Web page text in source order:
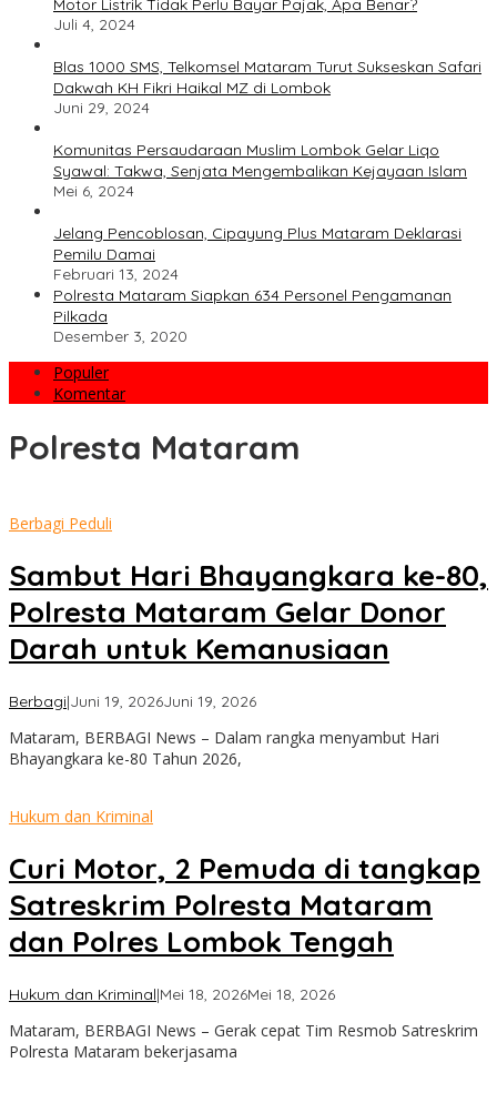
Motor Listrik Tidak Perlu Bayar Pajak, Apa Benar?
Juli 4, 2024
Blas 1000 SMS, Telkomsel Mataram Turut Sukseskan Safari
Dakwah KH Fikri Haikal MZ di Lombok
Juni 29, 2024
Komunitas Persaudaraan Muslim Lombok Gelar Liqo
Syawal: Takwa, Senjata Mengembalikan Kejayaan Islam
Mei 6, 2024
Jelang Pencoblosan, Cipayung Plus Mataram Deklarasi
Pemilu Damai
Februari 13, 2024
Polresta Mataram Siapkan 634 Personel Pengamanan
Pilkada
Desember 3, 2020
Populer
Komentar
Polresta Mataram
Berbagi Peduli
Sambut Hari Bhayangkara ke-80,
Polresta Mataram Gelar Donor
Darah untuk Kemanusiaan
Berbagi|Juni 19, 2026Juni 19, 2026oleh
Mataram, BERBAGI News – Dalam rangka menyambut Hari
Bhayangkara ke-80 Tahun 2026,
Hukum dan Kriminal
Curi Motor, 2 Pemuda di tangkap
Satreskrim Polresta Mataram
dan Polres Lombok Tengah
Hukum dan Kriminal|Mei 18, 2026Mei 18, 2026oleh
Mataram, BERBAGI News – Gerak cepat Tim Resmob Satreskrim
Polresta Mataram bekerjasama